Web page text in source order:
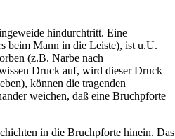
hindurchtritt. Eine
beim Mann in die Leiste), ist u.U.
(z.B. Narbe nach
Druck auf, wird dieser Druck
können die tragenden
weichen, daß eine Bruchpforte
in die Bruchpforte hinein. Das